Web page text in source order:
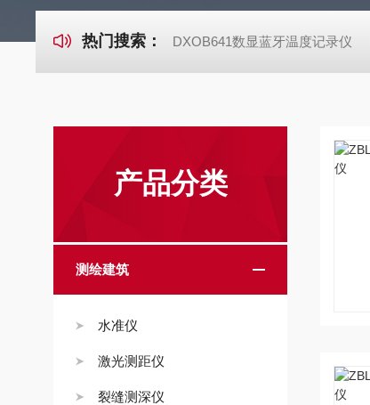
热门搜索： DXOB641数显蓝牙温度记录仪
产品分类
测绘建筑
水准仪
激光测距仪
裂缝测深仪